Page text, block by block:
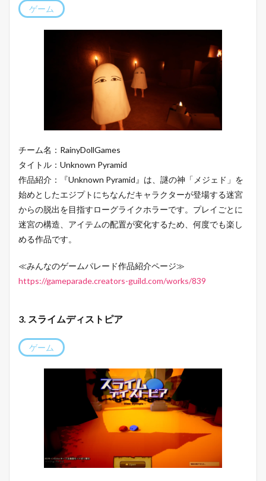
ゲーム
チーム名：RainyDollGames
タイトル：Unknown Pyramid
作品紹介：『Unknown Pyramid』は、謎の神「メジェド」を
始めとしたエジプトにちなんだキャラクターが登場する迷宮
からの脱出を目指すローグライクホラーです。プレイごとに
迷宮の構造、アイテムの配置が変化するため、何度でも楽し
める作品です。
≪みんなのゲームパレード作品紹介ページ≫
https://gameparade.creators-guild.com/works/839
3. スライムディストピア
ゲーム